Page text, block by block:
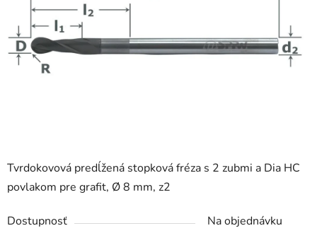
Tvrdokovová predĺžená stopková fréza s 2 zubmi a Dia HC
povlakom pre grafit, Ø 8 mm, z2
Dostupnosť
Na objednávku
hviezdičiek.